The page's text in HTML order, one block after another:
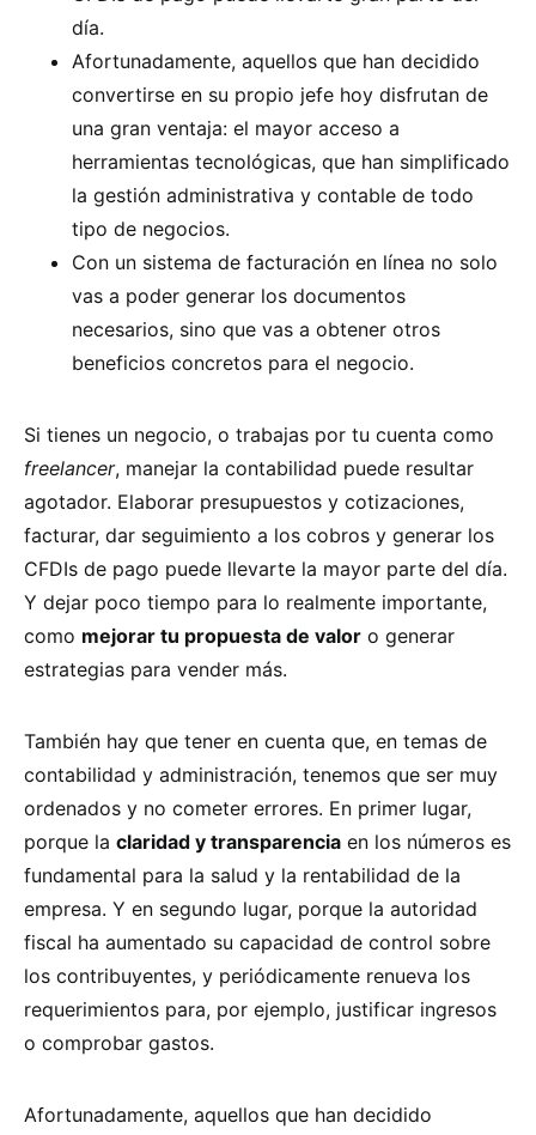
día.
Afortunadamente, aquellos que han decidido
convertirse en su propio jefe hoy disfrutan de
una gran ventaja: el mayor acceso a
herramientas tecnológicas, que han simplificado
la gestión administrativa y contable de todo
tipo de negocios.
Con un sistema de facturación en línea no solo
vas a poder generar los documentos
necesarios, sino que vas a obtener otros
beneficios concretos para el negocio.
Si tienes un negocio, o trabajas por tu cuenta como
freelancer, manejar la contabilidad puede resultar
agotador. Elaborar presupuestos y cotizaciones,
facturar, dar seguimiento a los cobros y generar los
CFDIs de pago puede llevarte la mayor parte del día.
Y dejar poco tiempo para lo realmente importante,
como mejorar tu propuesta de valor o generar
estrategias para vender más.
También hay que tener en cuenta que, en temas de
contabilidad y administración, tenemos que ser muy
ordenados y no cometer errores. En primer lugar,
porque la claridad y transparencia en los números es
fundamental para la salud y la rentabilidad de la
empresa. Y en segundo lugar, porque la autoridad
fiscal ha aumentado su capacidad de control sobre
los contribuyentes, y periódicamente renueva los
requerimientos para, por ejemplo, justificar ingresos
o comprobar gastos.
Afortunadamente, aquellos que han decidido